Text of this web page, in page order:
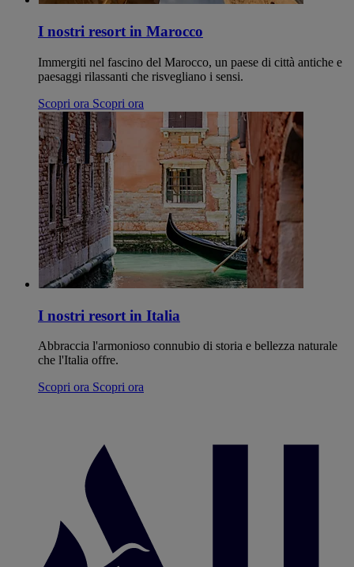
I nostri resort in Marocco
Immergiti nel fascino del Marocco, un paese di città antiche e
paesaggi rilassanti che risvegliano i sensi.
Scopri ora Scopri ora
I nostri resort in Italia
Abbraccia l'armonioso connubio di storia e bellezza naturale
che l'Italia offre.
Scopri ora Scopri ora